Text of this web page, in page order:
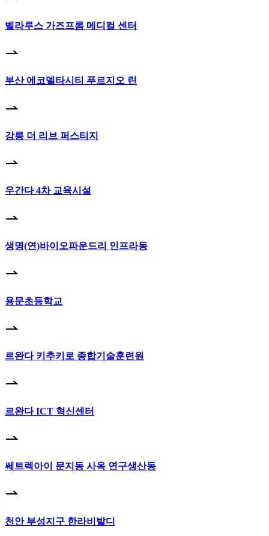
벨라루스 가즈프롬 메디컬 센터
부산 에코델타시티 푸르지오 린
강릉 더 리브 퍼스티지
우간다 4차 교육시설
생명(연)바이오파운드리 인프라동
용문초등학교
르완다 키추키로 종합기술훈련원
르완다 ICT 혁신센터
쎄트렉아이 문지동 사옥 연구생산동
천안 부성지구 한라비발디